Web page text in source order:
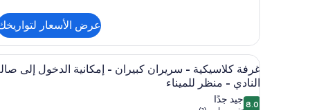
غرفة
كلاسيكية
-
سريران
كبيران
-
عرض الأسعار
استعراض
جميع
صور
5
غرفة كلاسيكية - سريران كبيران - إمكانية الدخول إلى
النادي - منظر للميناء
8.0 جيد جدًا